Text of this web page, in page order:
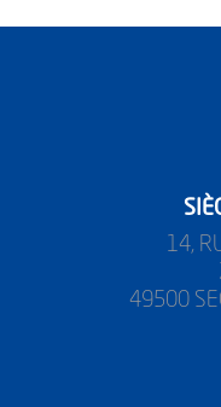
14,
49500